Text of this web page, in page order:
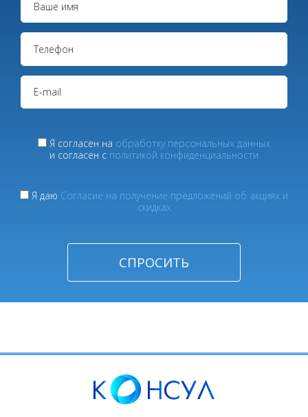
Я согласен на обработку персональных данных
и согласен с политикой конфиденциальности
Я даю Согласие на получение предложений об акциях и
скидках